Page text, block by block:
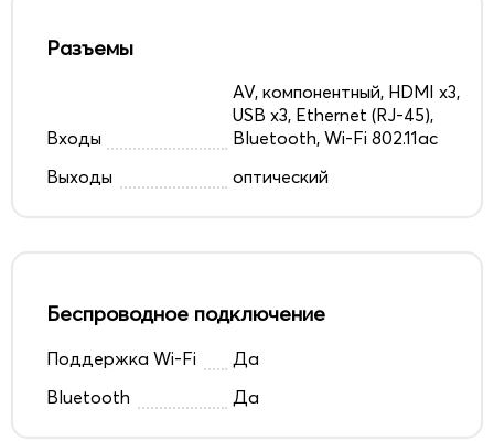
Разъемы
Входы
AV, компонентный, HDMI x3,
USB x3, Ethernet (RJ-45),
Bluetooth, Wi-Fi 802.11ac
Выходы
оптический
Беспроводное подключение
Поддержка Wi-Fi
Да
Bluetooth
Да